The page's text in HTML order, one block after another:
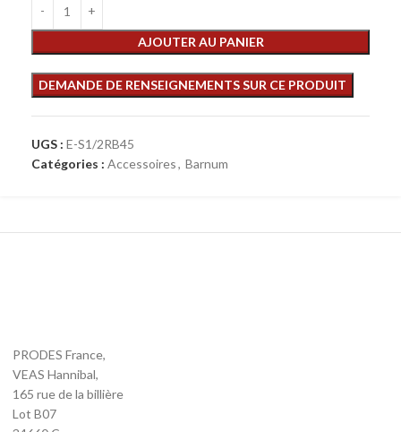
AJOUTER AU PANIER
UGS : E-S1/2RB45
Catégories : Accessoires, Barnum
PRODES France,
VEAS Hannibal,
165 rue de la billière
Lot B07